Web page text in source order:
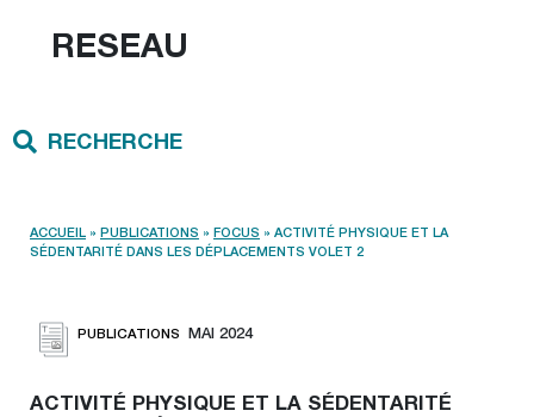
RESEAU
RECHERCHE
ACCUEIL » PUBLICATIONS » FOCUS » ACTIVITÉ PHYSIQUE ET LA
SÉDENTARITÉ DANS LES DÉPLACEMENTS VOLET 2
PUBLICATIONS MAI 2024
ACTIVITÉ PHYSIQUE ET LA SÉDENTARITÉ